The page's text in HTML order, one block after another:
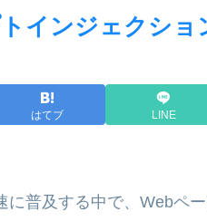
インジェクショ
はてブ LINE
普及する中で、Webペ